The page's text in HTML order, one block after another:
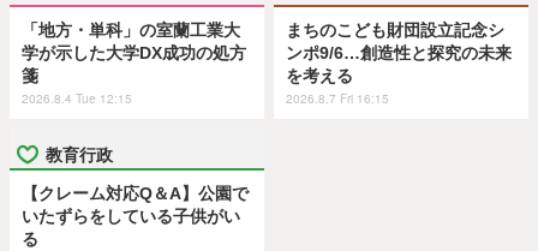
「地方・単科」の室蘭工業大
学が示した大学DX成功の処方
箋
2026.8.4 Tue 12:15
まちのこども財団設立記念シ
ンポ9/6…創造性と探究の未来
を考える
2026.8.7 Fri 16:15
教育行政
【クレーム対応Q＆A】公園で
いたずらをしている子供がい
る